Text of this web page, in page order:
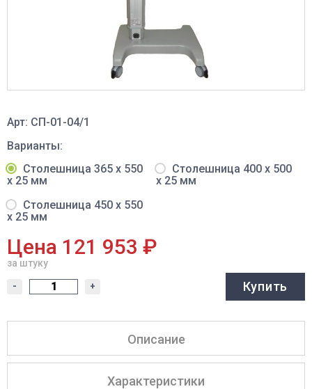
Арт: СП-01-04/1
Варианты:
Столешница 365 х 550
х 25 мм
Столешница 400 х 500
х 25 мм
Столешница 450 х 550
х 25 мм
Цена 121 953 ₽
за штуку
- + Купить
Описание
Характеристики